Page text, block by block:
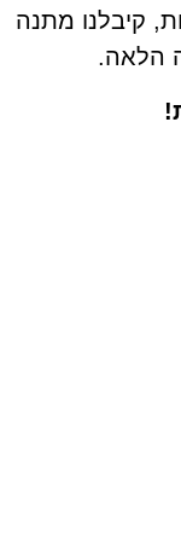
קיבלנו מתנה
הלאה.